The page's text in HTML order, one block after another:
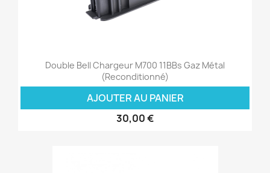
Double Bell Chargeur M700 11BBs Gaz Métal
(Reconditionné)
AJOUTER AU PANIER
30,00 €